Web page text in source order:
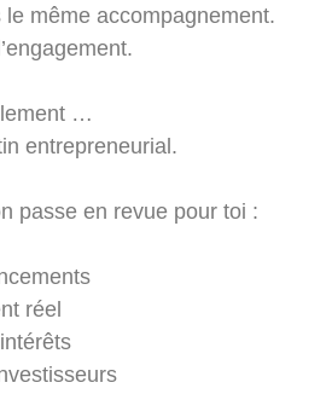
le même accompagnement.
…
entrepreneurial.
passe en revue pour toi :
réel